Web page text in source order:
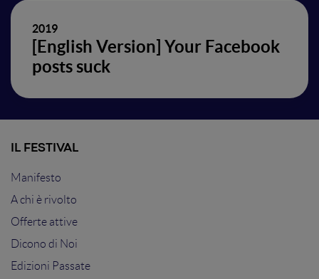
2019
[English Version] Your Facebook
posts suck
IL FESTIVAL
Manifesto
A chi è rivolto
Offerte attive
Dicono di Noi
Edizioni Passate